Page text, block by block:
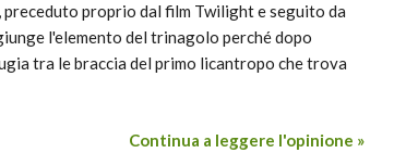
proprio dal film Twilight e seguito da
l'elemento del trinagolo perché dopo
tra le braccia del primo licantropo che trova
Continua a leggere l'opinione »